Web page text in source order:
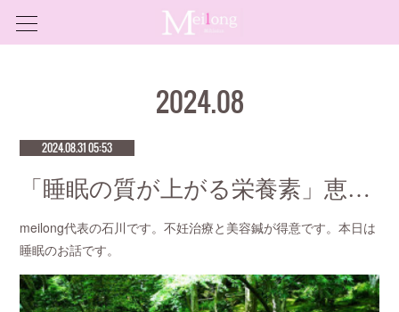
2024.08
2024.08.31 05:53
「睡眠の質が上がる栄養素」恵比寿で口コミNo.1美容鍼灸ならmeilong
meilong代表の石川です。不妊治療と美容鍼が得意です。本日は
睡眠のお話です。